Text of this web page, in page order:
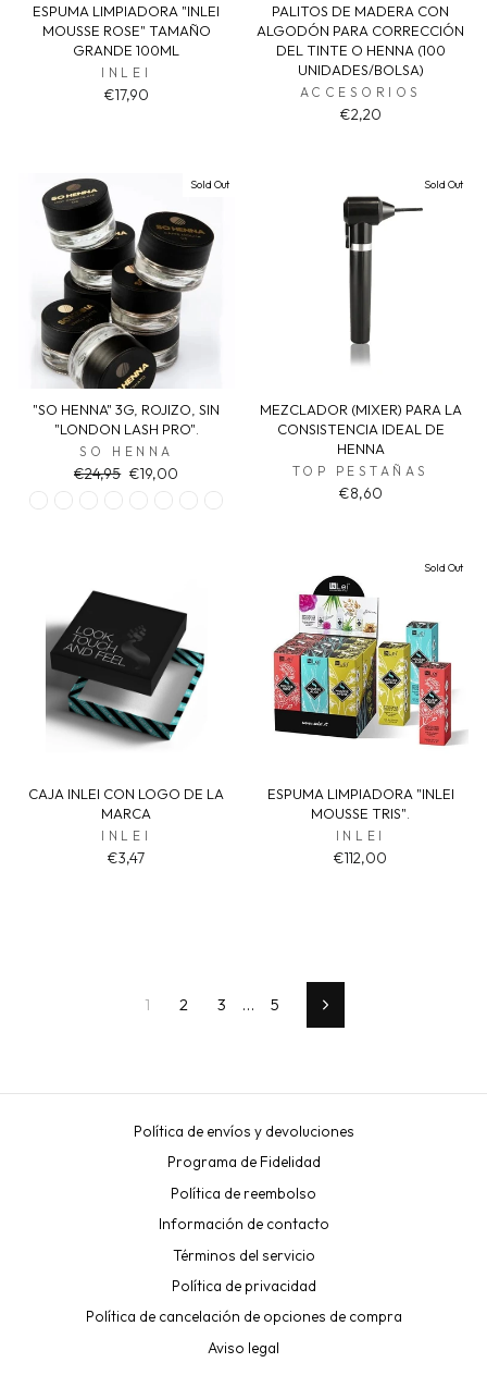
ESPUMA LIMPIADORA "INLEI
MOUSSE ROSE" TAMAÑO
GRANDE 100ML
INLEI
€17,90
PALITOS DE MADERA CON
ALGODÓN PARA CORRECCIÓN
DEL TINTE O HENNA (100
UNIDADES/BOLSA)
ACCESORIOS
€2,20
Sold Out
"SO HENNA" 3G, ROJIZO, SIN
"LONDON LASH PRO".
SO HENNA
Regular
price
€24,95 Sale
price
€19,00
Sold Out
MEZCLADOR (MIXER) PARA LA
CONSISTENCIA IDEAL DE
HENNA
TOP PESTAÑAS
€8,60
CAJA INLEI CON LOGO DE LA
MARCA
INLEI
€3,47
Sold Out
ESPUMA LIMPIADORA "INLEI
MOUSSE TRIS".
INLEI
€112,00
1 2 3 … 5 Next
Política de envíos y devoluciones
Programa de Fidelidad
Política de reembolso
Información de contacto
Términos del servicio
Política de privacidad
Política de cancelación de opciones de compra
Aviso legal